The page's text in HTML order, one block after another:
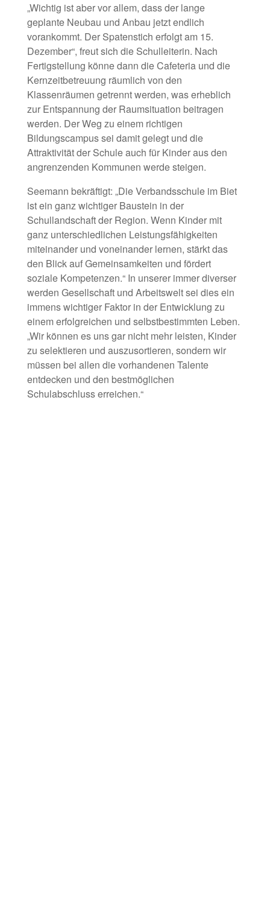
„Wichtig ist aber vor allem, dass der lange
geplante Neubau und Anbau jetzt endlich
vorankommt. Der Spatenstich erfolgt am 15.
Dezember“, freut sich die Schulleiterin. Nach
Fertigstellung könne dann die Cafeteria und die
Kernzeitbetreuung räumlich von den
Klassenräumen getrennt werden, was erheblich
zur Entspannung der Raumsituation beitragen
werden. Der Weg zu einem richtigen
Bildungscampus sei damit gelegt und die
Attraktivität der Schule auch für Kinder aus den
angrenzenden Kommunen werde steigen.
Seemann bekräftigt: „Die Verbandsschule im Biet
ist ein ganz wichtiger Baustein in der
Schullandschaft der Region. Wenn Kinder mit
ganz unterschiedlichen Leistungsfähigkeiten
miteinander und voneinander lernen, stärkt das
den Blick auf Gemeinsamkeiten und fördert
soziale Kompetenzen.“ In unserer immer diverser
werden Gesellschaft und Arbeitswelt sei dies ein
immens wichtiger Faktor in der Entwicklung zu
einem erfolgreichen und selbstbestimmten Leben.
„Wir können es uns gar nicht mehr leisten, Kinder
zu selektieren und auszusortieren, sondern wir
müssen bei allen die vorhandenen Talente
entdecken und den bestmöglichen
Schulabschluss erreichen.“